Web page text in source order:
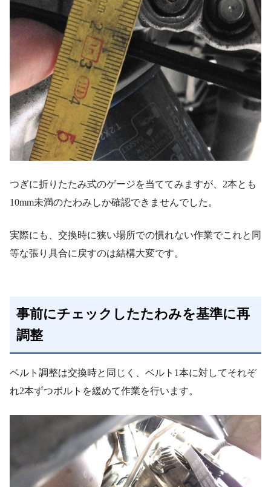
つぎに折りたたみ式のゲージを当ててみますが、2本とも
10mm未満のたわみしか確認できませんでした。
実際にも、交換時に狭い場所での慣れない作業でこれと同
等な張り具合に戻すのは結構大変です。
事前にチェックしたたわみを基準に再
調整
ベルト調整は交換時と同じく、ベルト1本に対してそれぞ
れ2本ずつボルトを緩めて作業を行います。